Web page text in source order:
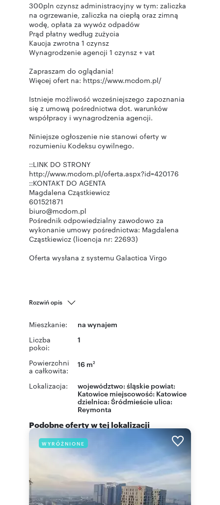
300pln czynsz administracyjny w tym: zaliczka
na ogrzewanie, zaliczka na ciepłą oraz zimną
wodę, opłata za wywóz odpadów
Prąd płatny według zużycia
Kaucja zwrotna 1 czynsz
Wynagrodzenie agencji 1 czynsz + vat
Zapraszam do oglądania!
Więcej ofert na: https://www.mcdom.pl/
Istnieje możliwość wcześniejszego zapoznania
się z umową pośrednictwa dot. warunków
współpracy i wynagrodzenia agencji.
Niniejsze ogłoszenie nie stanowi oferty w
rozumieniu Kodeksu cywilnego.
::LINK DO STRONY
http://www.mcdom.pl/oferta.aspx?id=420176
::KONTAKT DO AGENTA
Magdalena Cząstkiewicz
601521871
biuro@mcdom.pl
Pośrednik odpowiedzialny zawodowo za
wykonanie umowy pośrednictwa: Magdalena
Cząstkiewicz (licencja nr: 22693)
Oferta wysłana z systemu Galactica Virgo
Rozwiń opis
Mieszkanie: na wynajem
Liczba
pokoi:
1
Powierzchni
a całkowita:
16 m2
Lokalizacja: województwo: śląskie powiat:
Katowice miejscowość: Katowice
dzielnica: Śródmieście ulica:
Reymonta
Podobne oferty w tej lokalizacji
WYRÓŻNIONE